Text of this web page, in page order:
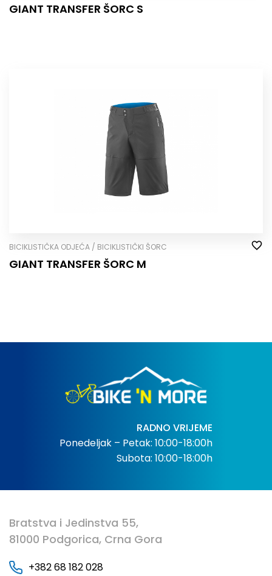
GIANT TRANSFER ŠORC S
BICIKLISTIČKA ODJEĆA / BICIKLISTIČKI ŠORC
GIANT TRANSFER ŠORC M
RADNO VRIJEME
Ponedeljak – Petak: 10:00-18:00h
Subota: 10:00-18:00h
Bratstva i Jedinstva 55,
81000 Podgorica, Crna Gora
+382 68 182 028